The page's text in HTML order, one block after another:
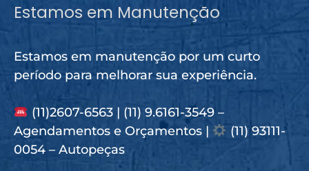
Estamos em Manutenção
Estamos em manutenção por um curto
período para melhorar sua experiência.
(11)2607-6563 | (11) 9.6161-3549 –
Agendamentos e Orçamentos |
(11) 93111-
0054 – Autopeças